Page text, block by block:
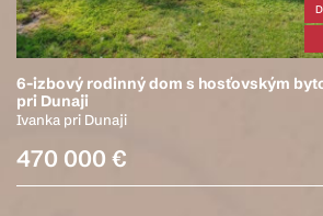
6-izbový rodinný dom s hosťovským
pri Dunaji
Ivanka pri Dunaji
470 000 €